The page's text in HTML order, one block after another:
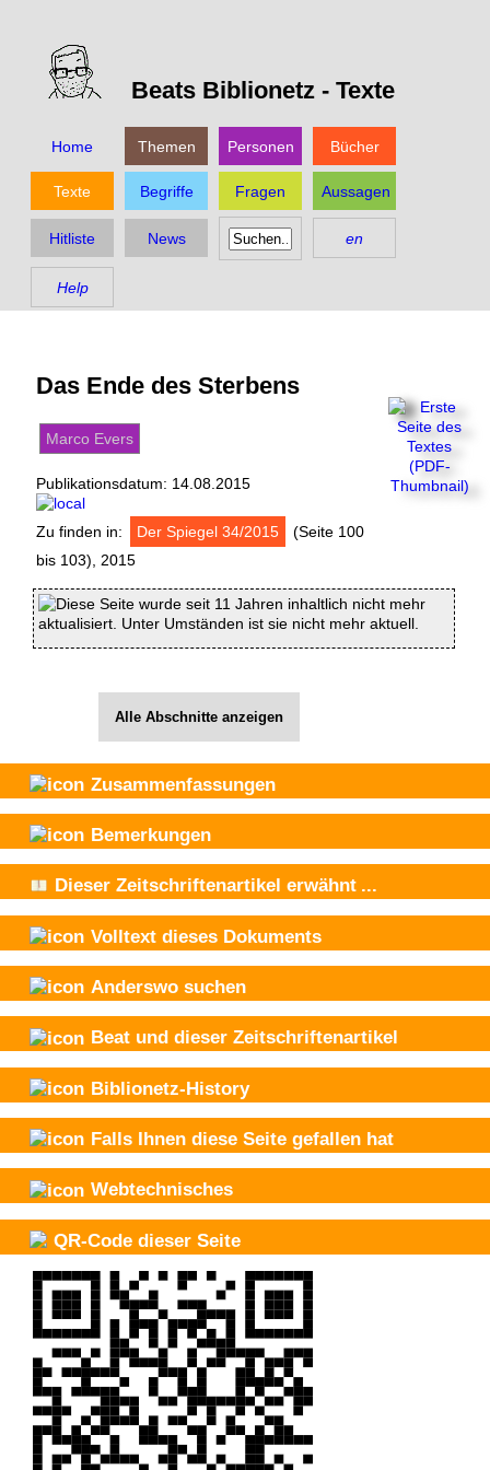
Beats Biblionetz - Texte
Home Themen Personen Bücher
Texte Begriffe Fragen Aussagen
Hitliste News en
Help
Das Ende des Sterbens
Marco Evers
Publikationsdatum: 14.08.2015
Zu finden in: Der Spiegel 34/2015
(Seite 100
bis 103), 2015
Diese Seite wurde seit 11 Jahren inhaltlich nicht mehr
aktualisiert. Unter Umständen ist sie nicht mehr aktuell.
Alle Abschnitte anzeigen
Zusammenfassungen
Bemerkungen
Dieser Zeitschriftenartikel erwähnt ...
Volltext dieses Dokuments
Anderswo suchen
Beat und dieser Zeitschriftenartikel
Biblionetz-History
Falls Ihnen diese Seite gefallen hat
Webtechnisches
QR-Code dieser Seite